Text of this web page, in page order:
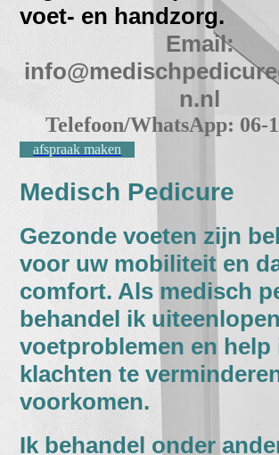
voet- en handzorg.
Email:
n.nl
Telefoon/WhatsApp: 06-
afspraak maken
Medisch Pedicure
Gezonde voeten zijn
voor uw mobiliteit en
comfort. Als medisch
behandel ik
voetproblemen en help
klachten te
voorkomen.
Ik behandel onder